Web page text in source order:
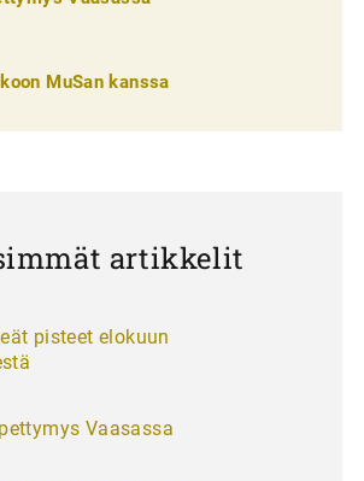
MuSan kanssa
artikkelit
pisteet elokuun
Vaasassa